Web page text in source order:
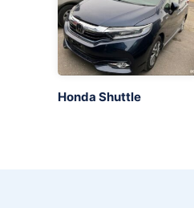
Honda Shuttle